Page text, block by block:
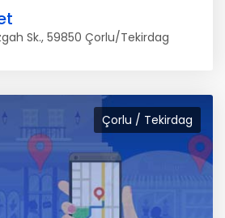
Sk., 59850 Çorlu/Tekirdag
Çorlu / Tekirdag